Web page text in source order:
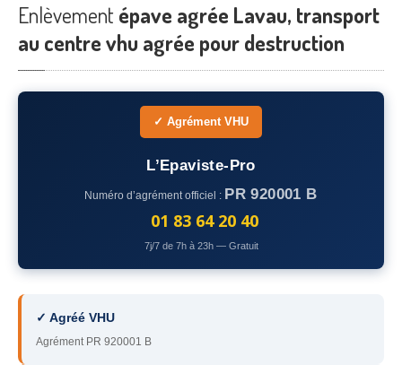
Recyclagevoiture usagée gratuit
Destructionde voiture agréé
voiture accidentée
75– Paris
78– Yvelines
93– Seine-Saint-Denis
Enlèvement épave agrée Lavau, transport
au centre vhu agrée pour destruction
✓ Agrément VHU
L’Epaviste-Pro
Numéro d’agrément officiel : PR 920001 B
01 83 64 20 40
7j/7 de 7h à 23h — Gratuit
✓ Agréé VHU
Agrément PR 920001 B